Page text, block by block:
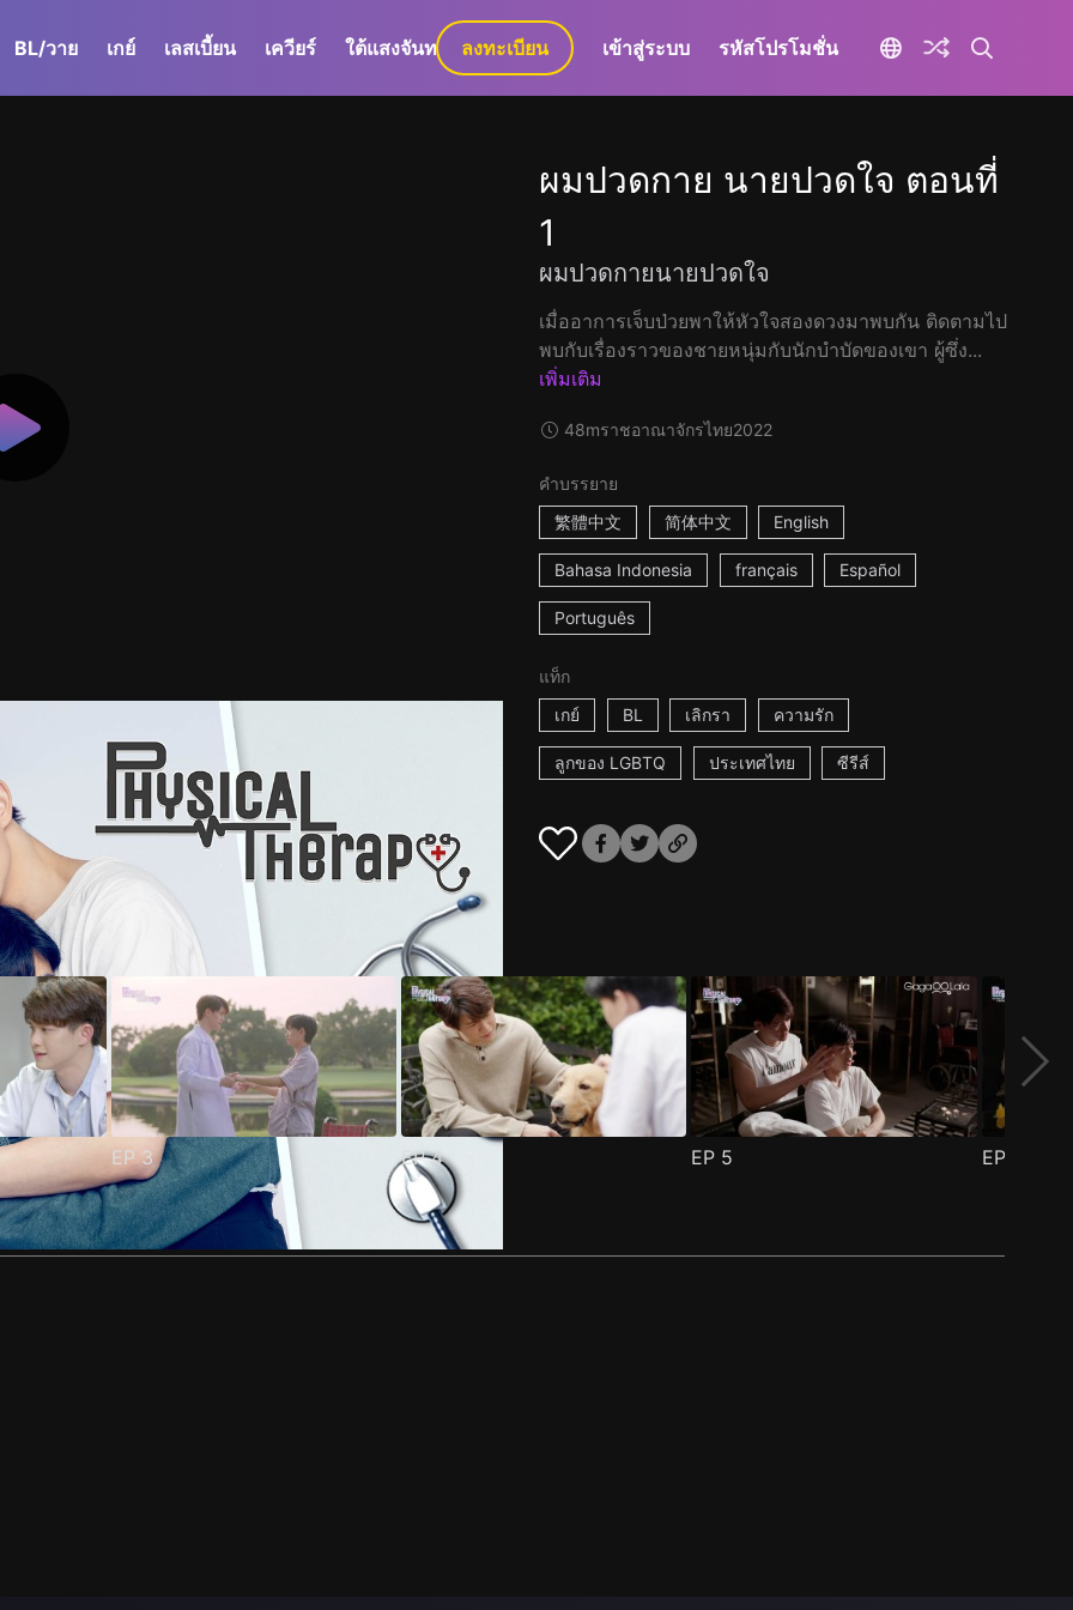
BL/วาย เกย์ เลสเบี้ยน เควียร์ ใต้แสงจันทร์ GaLa+
ลงทะเบียน เข้าสู่ระบบ รหัสโปรโมชั่น
ผมปวดกาย นายปวดใจ ตอนที่
1
ผมปวดกายนายปวดใจ
เมื่ออาการเจ็บป่วยพาให้หัวใจสองดวงมาพบกัน ติดตามไป
พบกับเรื่องราวของชายหนุ่มกับนักบำบัดของเขา ผู้ซึ่ง...
เพิ่มเติม
48mราชอาณาจักรไทย2022
คำบรรยาย
繁體中文
简体中文 English
Bahasa Indonesia français Español
Português
แท็ก
เกย์
BL เลิกรา ความรัก
ลูกของ LGBTQ ประเทศไทย ซีรีส์
EP3 EP4 EP 5 EP